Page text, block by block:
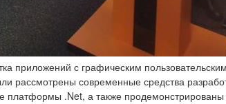
приложений с графическим пользовательским
рассмотрены современные средства
платформы .Net, а также